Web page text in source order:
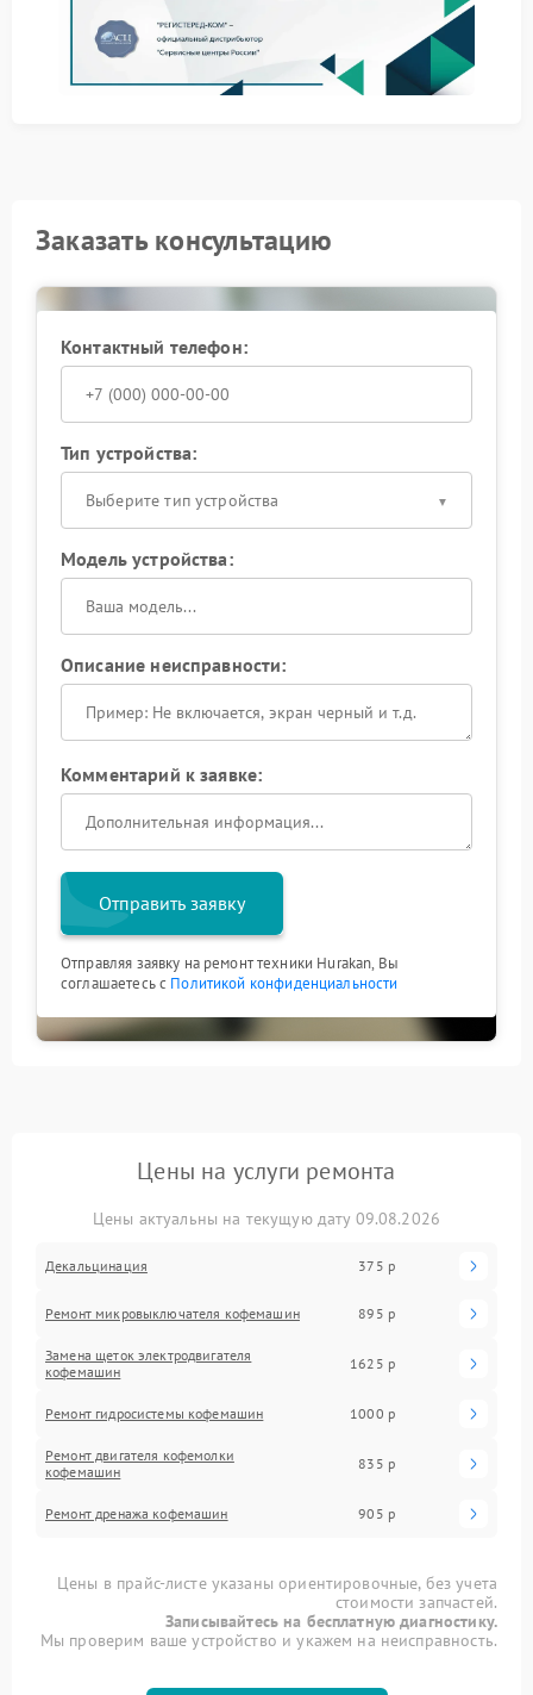
неисправность. Они настроят ключевые параметры
кофемашины и дадут рекомендации по дальнейшей
эксплуатации, чтобы сохранить сбалансированный
вкус напитка.
Заказать консультацию
Контактный телефон:
Тип устройства:
Выберите тип устройства
Модель устройства:
Описание неисправности:
Комментарий к заявке:
Отправить заявку
Отправляя заявку на ремонт техники Hurakan, Вы
соглашаетесь с Политикой конфиденциальности
Цены на услуги ремонта
Цены актуальны на текущую дату 09.08.2026
Декальцинация 375 р
Ремонт микровыключателя кофемашин 895 р
Замена щеток электродвигателя
кофемашин
1625 р
Ремонт гидросистемы кофемашин 1000 р
Ремонт двигателя кофемолки
кофемашин
835 р
Ремонт дренажа кофемашин 905 р
Цены в прайс-листе указаны ориентировочные, без учета
стоимости запчастей.
Записывайтесь на бесплатную диагностику.
Мы проверим ваше устройство и укажем на неисправность.